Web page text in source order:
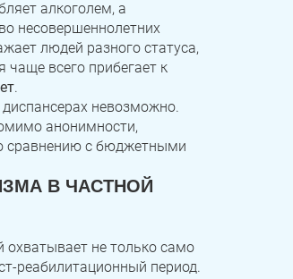
алкоголем, а
несовершеннолетних
людей разного статуса,
всего прибегает к
.
невозможно.
анонимности,
сравнению с бюджетными
В ЧАСТНОЙ
охватывает не только само
реабилитационный период.